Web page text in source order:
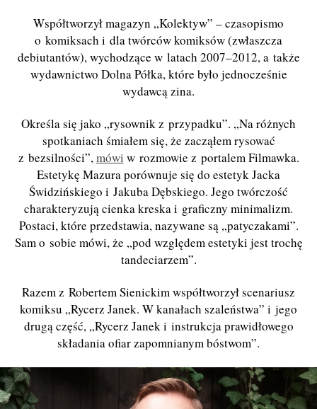
Współtworzył magazyn „Kolektyw” – czasopismo
o komiksach i dla twórców komiksów (zwłaszcza
debiutantów), wychodzące w latach 2007–2012, a także
wydawnictwo Dolna Półka, które było jednocześnie
wydawcą zina.
Określa się jako „rysownik z przypadku”. „Na różnych
spotkaniach śmiałem się, że zacząłem rysować
z bezsilności”,mówi w rozmowie z portalem Filmawka.
Estetykę Mazura porównuje się do estetyk Jacka
Świdzińskiego i Jakuba Dębskiego. Jego twórczość
charakteryzują cienka kreska i graficzny minimalizm.
Postaci, które przedstawia, nazywane są „patyczakami”.
Sam o sobie mówi, że „pod względem estetyki jest trochę
tandeciarzem”.
Razem z Robertem Sienickim współtworzył scenariusz
komiksu „Rycerz Janek. W kanałach szaleństwa” i jego
drugą część, „Rycerz Janek i instrukcja prawidłowego
składania ofiar zapomnianym bóstwom”.